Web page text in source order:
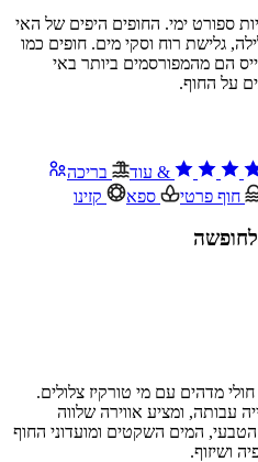
ספורט ימי. החופים היפים של האי
גלישת רוח וסקי מים. חופים כמו
הם מהמפורסמים ביותר באי
על החוף.
& עוד
בריכה
חוף פרטי ספא קזינו
לחופשה
חולי מדהים עם מי טורקיז צלולים.
עבותה, ומציע אווירה שלווה
הטבעי, המים השקטים ומועדוני החוף
ושיזוף.